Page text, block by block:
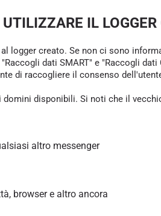
IL LOGGER
logger creato. Se non ci sono
dati SMART" e "Raccogli
di raccogliere il consenso
disponibili. Si noti che il
altro messenger
browser e altro ancora